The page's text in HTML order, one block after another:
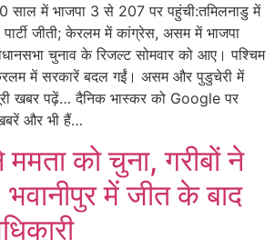
साल में भाजपा 3 से 207 पर पहुंची:तमिलनाडु में
जीती; केरलम में कांग्रेस, असम में भाजपा
चुनाव के रिजल्ट सोमवार को आए। पश्चिम
में सरकारें बदल गईं। असम और पुडुचेरी में
खबर पढ़ें… दैनिक भास्कर को Google पर
और भी हैं…
ममता को चुना, गरीबों ने
भवानीपुर में जीत के बाद